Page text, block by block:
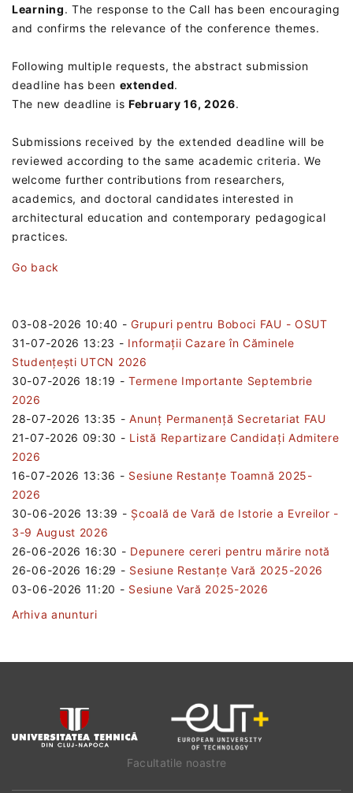
Learning. The response to the Call has been encouraging
and confirms the relevance of the conference themes.
Following multiple requests, the abstract submission
deadline has been extended.
The new deadline is February 16, 2026.
Submissions received by the extended deadline will be
reviewed according to the same academic criteria. We
welcome further contributions from researchers,
academics, and doctoral candidates interested in
architectural education and contemporary pedagogical
practices.
Go back
03-08-2026 10:40 -Grupuri pentru Boboci FAU - OSUT
31-07-2026 13:23 - Informații Cazare în Căminele
Studențești UTCN 2026
30-07-2026 18:19 -Termene Importante Septembrie
2026
28-07-2026 13:35 -Anunț Permanență Secretariat FAU
21-07-2026 09:30 - Listă Repartizare Candidați Admitere
2026
16-07-2026 13:36 - Sesiune Restanțe Toamnă 2025-
2026
30-06-2026 13:39 - Școală de Vară de Istorie a Evreilor -
3-9 August 2026
26-06-2026 16:30 - Depunere cereri pentru mărire notă
26-06-2026 16:29 - Sesiune Restanțe Vară 2025-2026
03-06-2026 11:20 - Sesiune Vară 2025-2026
Arhiva anunturi
Facultatile noastre